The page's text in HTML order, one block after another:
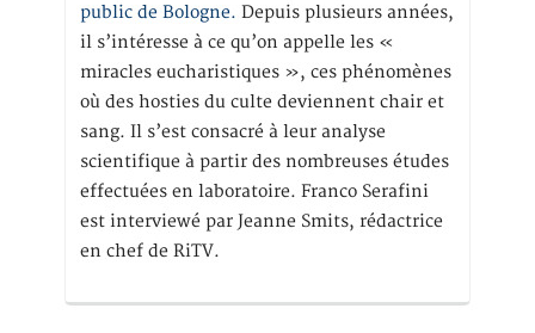
public de Bologne. Depuis plusieurs années,
il s’intéresse à ce qu’on appelle les «
miracles eucharistiques », ces phénomènes
où des hosties du culte deviennent chair et
sang. Il s’est consacré à leur analyse
scientifique à partir des nombreuses études
effectuées en laboratoire. Franco Serafini
est interviewé par Jeanne Smits, rédactrice
en chef de RiTV.